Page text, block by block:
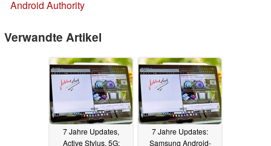
Android Authority
Verwandte Artikel
7 Jahre Updates,
Active Stylus, 5G:
7 Jahre Updates:
Samsung Android-